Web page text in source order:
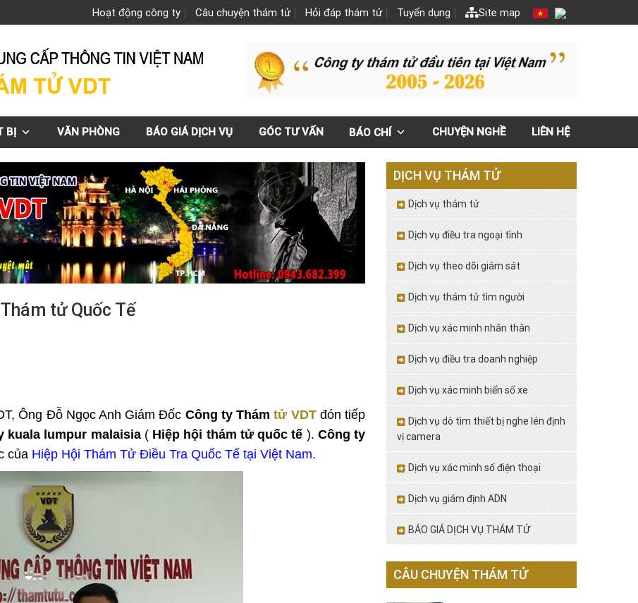
Hoạt động công ty Câu chuyện thám tử Hỏi đáp thám tử Tuyển dụng Site map
BỊ VĂN PHÒNG BÁO GIÁ DỊCH VỤ GÓC TƯ VẤN BÁO CHÍ CHUYỆN NGHỀ LIÊN HỆ
tử Quốc Tế
Ông Đỗ Ngọc Anh Giám Đốc Công ty Thámtử VDTđón tiếp
kuala lumpur malaisia( Hiệp hội thám tử quốc tế ). Công ty
của Hiệp Hội Thám Tử Điều Tra Quốc Tế tại Việt Nam.
DỊCH VỤ THÁM TỬ
Dịch vụ thám tử
Dịch vụ điều tra ngoại tình
Dịch vụ theo dõi giám sát
Dịch vụ thám tử tìm người
Dịch vụ xác minh nhân thân
Dịch vụ điều tra doanh nghiệp
Dịch vụ xác minh biển số xe
Dịch vụ dò tìm thiết bị nghe lén định
vị camera
Dịch vụ xác minh số điện thoại
Dịch vụ giám định ADN
BÁO GIÁ DỊCH VỤ THÁM TỬ
CÂU CHUYỆN THÁM TỬ